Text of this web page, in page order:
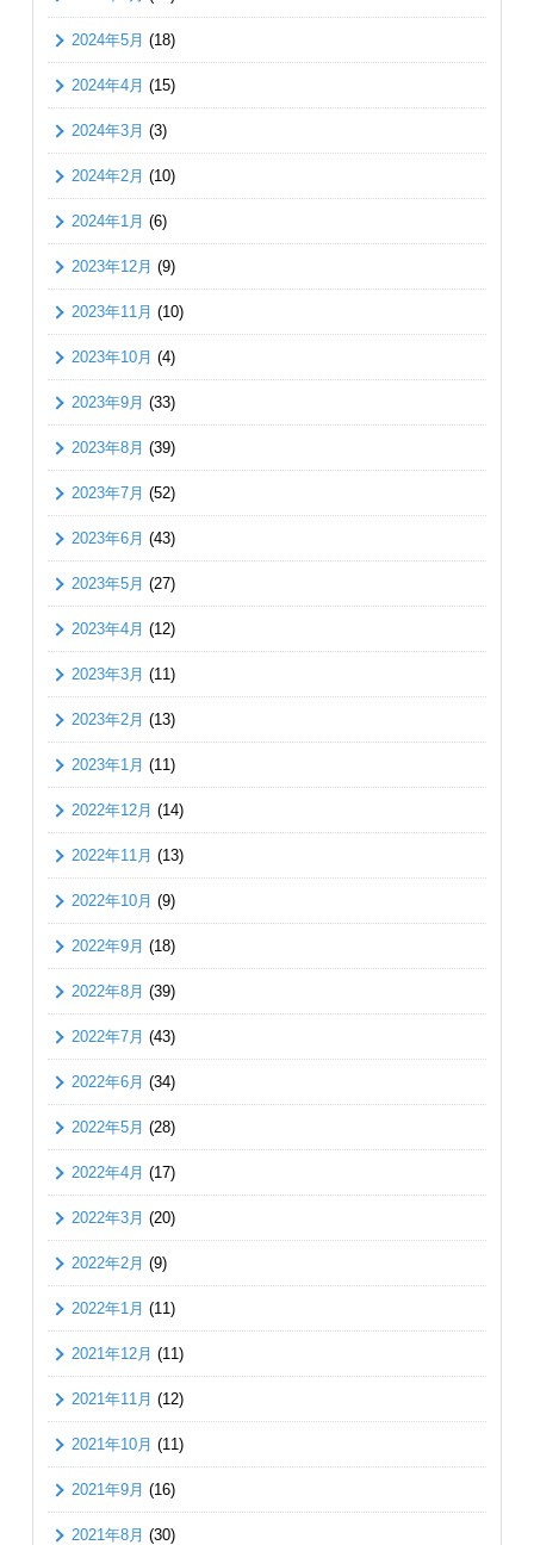
2024年5月 (18)
2024年4月 (15)
2024年3月 (3)
2024年2月 (10)
2024年1月 (6)
2023年12月 (9)
2023年11月 (10)
2023年10月 (4)
2023年9月 (33)
2023年8月 (39)
2023年7月 (52)
2023年6月 (43)
2023年5月 (27)
2023年4月 (12)
2023年3月 (11)
2023年2月 (13)
2023年1月 (11)
2022年12月 (14)
2022年11月 (13)
2022年10月 (9)
2022年9月 (18)
2022年8月 (39)
2022年7月 (43)
2022年6月 (34)
2022年5月 (28)
2022年4月 (17)
2022年3月 (20)
2022年2月 (9)
2022年1月 (11)
2021年12月 (11)
2021年11月 (12)
2021年10月 (11)
2021年9月 (16)
2021年8月 (30)